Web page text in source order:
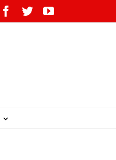
Facebook
TwitterYouTube